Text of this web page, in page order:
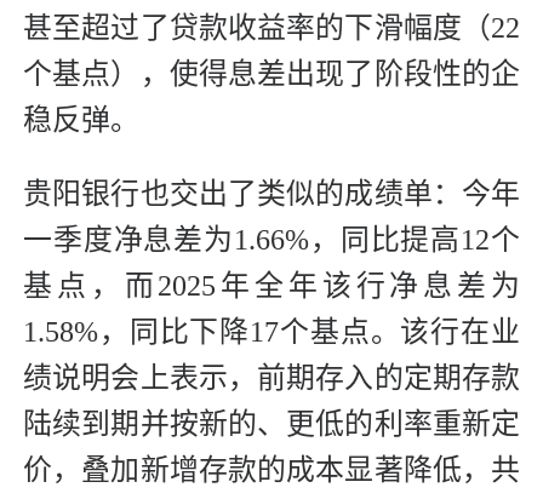
甚至超过了贷款收益率的下滑幅度（22
个基点），使得息差出现了阶段性的企
稳反弹。
贵阳银行也交出了类似的成绩单：今年
一季度净息差为1.66%，同比提高12个
基点，而2025年全年该行净息差为
1.58%，同比下降17个基点。该行在业
绩说明会上表示，前期存入的定期存款
陆续到期并按新的、更低的利率重新定
价，叠加新增存款的成本显著降低，共